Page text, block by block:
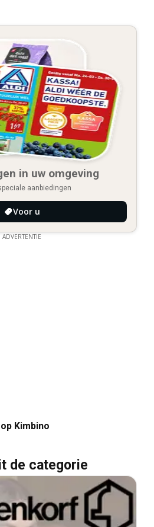
in uw omgeving
aanbiedingen
Voor u
ADVERTENTIE
Kimbino
de categorie